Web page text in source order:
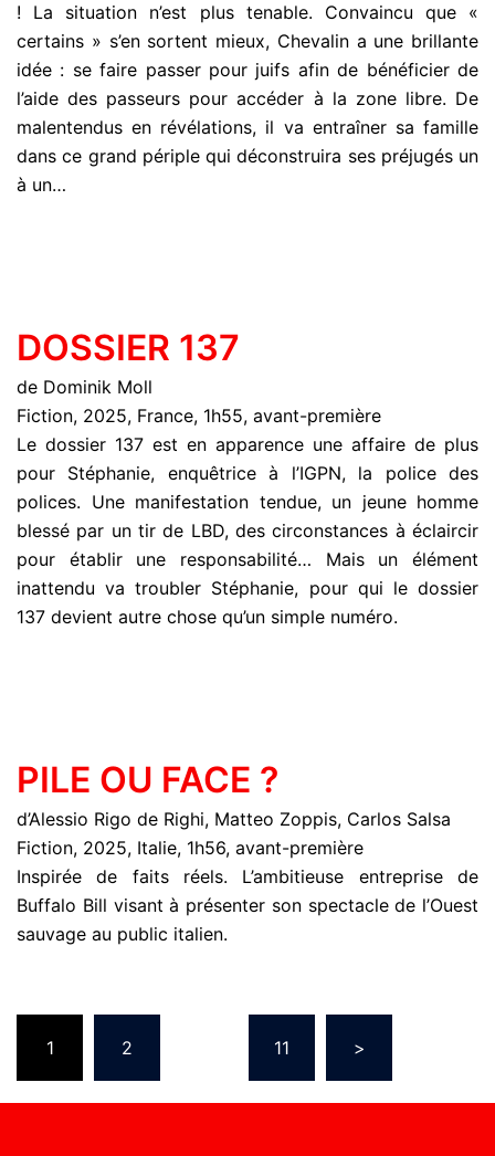
! La situation n’est plus tenable. Convaincu que «
certains » s’en sortent mieux, Chevalin a une brillante
idée : se faire passer pour juifs afin de bénéficier de
l’aide des passeurs pour accéder à la zone libre. De
malentendus en révélations, il va entraîner sa famille
dans ce grand périple qui déconstruira ses préjugés un
à un…
DOSSIER 137
de Dominik Moll
Fiction, 2025, France, 1h55, avant-première
Le dossier 137 est en apparence une affaire de plus
pour Stéphanie, enquêtrice à l’IGPN, la police des
polices. Une manifestation tendue, un jeune homme
blessé par un tir de LBD, des circonstances à éclaircir
pour établir une responsabilité… Mais un élément
inattendu va troubler Stéphanie, pour qui le dossier
137 devient autre chose qu’un simple numéro.
PILE OU FACE ?
d’Alessio Rigo de Righi, Matteo Zoppis, Carlos Salsa
Fiction, 2025, Italie, 1h56, avant-première
Inspirée de faits réels. L’ambitieuse entreprise de
Buffalo Bill visant à présenter son spectacle de l’Ouest
sauvage au public italien.
1 2 11 >